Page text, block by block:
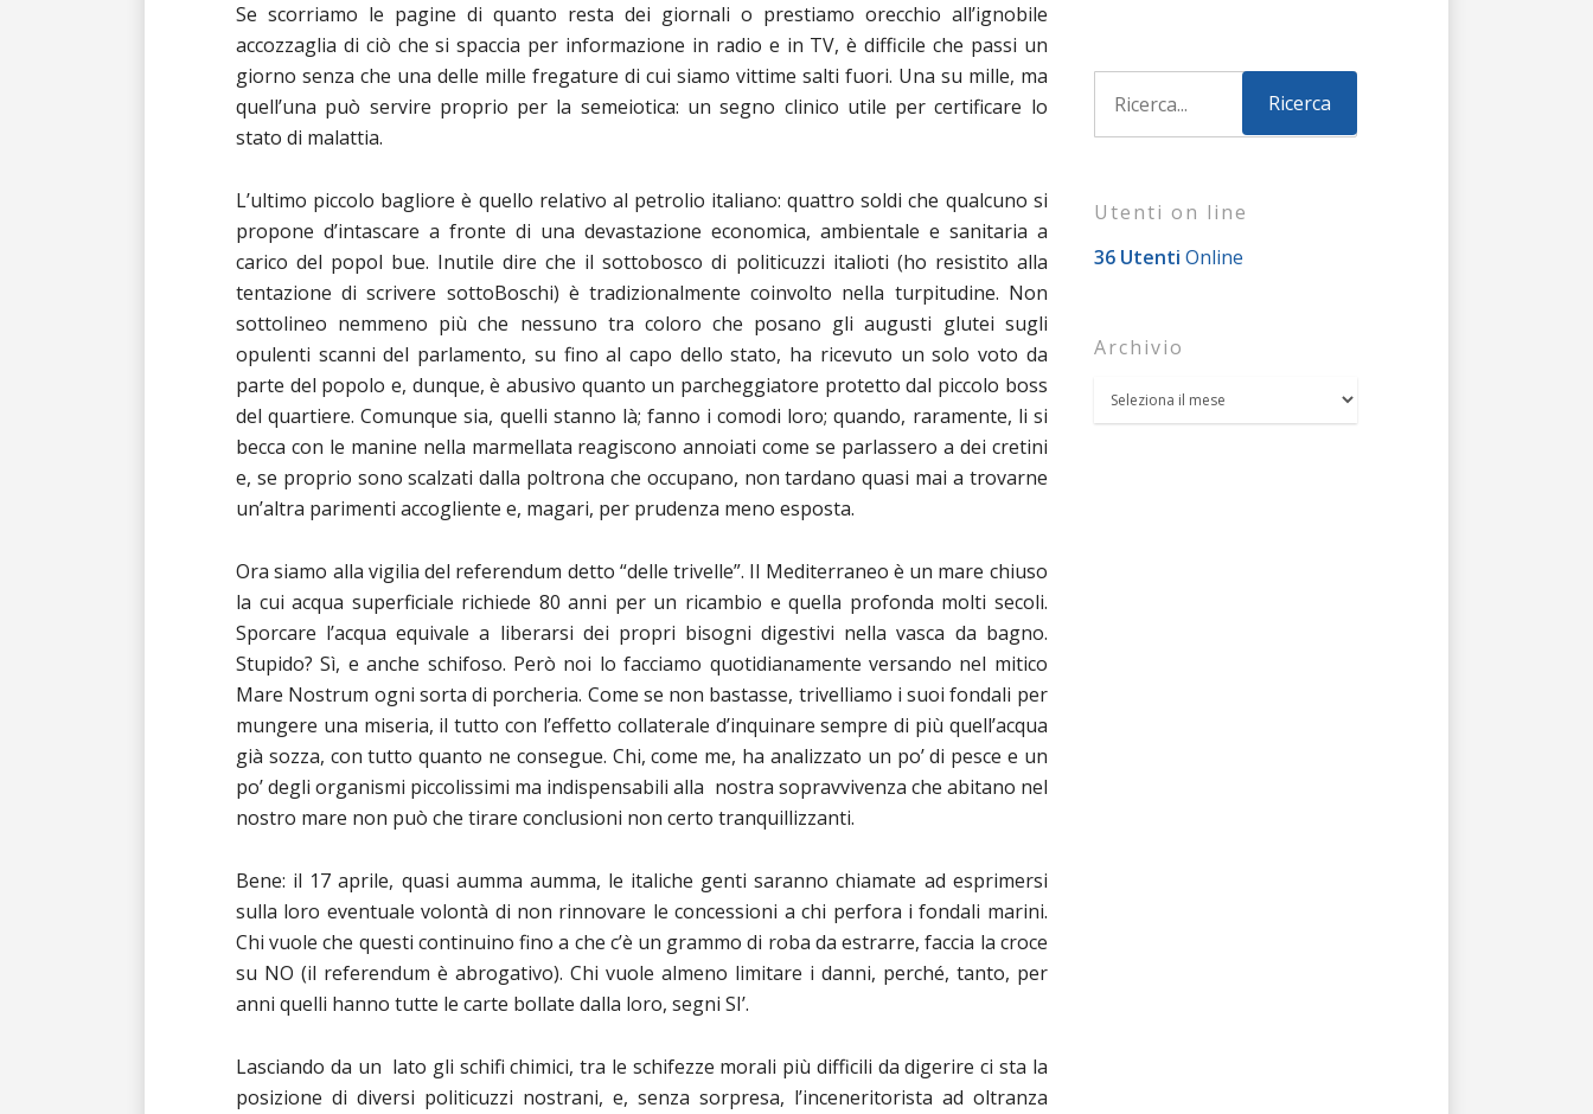
Se scorriamo le pagine di quanto resta dei giornali o prestiamo orecchio all’ignobile
accozzaglia di ciò che si spaccia per informazione in radio e in TV, è difficile che passi un
giorno senza che una delle mille fregature di cui siamo vittime salti fuori. Una su mille, ma
quell’una può servire proprio per la semeiotica: un segno clinico utile per certificare lo
stato di malattia.
L’ultimo piccolo bagliore è quello relativo al petrolio italiano: quattro soldi che qualcuno si
propone d’intascare a fronte di una devastazione economica, ambientale e sanitaria a
carico del popol bue. Inutile dire che il sottobosco di politicuzzi italioti (ho resistito alla
tentazione di scrivere sottoBoschi) è tradizionalmente coinvolto nella turpitudine. Non
sottolineo nemmeno più che nessuno tra coloro che posano gli augusti glutei sugli
opulenti scanni del parlamento, su fino al capo dello stato, ha ricevuto un solo voto da
parte del popolo e, dunque, è abusivo quanto un parcheggiatore protetto dal piccolo boss
del quartiere. Comunque sia, quelli stanno là; fanno i comodi loro; quando, raramente, li si
becca con le manine nella marmellata reagiscono annoiati come se parlassero a dei cretini
e, se proprio sono scalzati dalla poltrona che occupano, non tardano quasi mai a trovarne
un’altra parimenti accogliente e, magari, per prudenza meno esposta.
Ora siamo alla vigilia del referendum detto “delle trivelle”. Il Mediterraneo è un mare chiuso
la cui acqua superficiale richiede 80 anni per un ricambio e quella profonda molti secoli.
Sporcare l’acqua equivale a liberarsi dei propri bisogni digestivi nella vasca da bagno.
Stupido? Sì, e anche schifoso. Però noi lo facciamo quotidianamente versando nel mitico
Mare Nostrum ogni sorta di porcheria. Come se non bastasse, trivelliamo i suoi fondali per
mungere una miseria, il tutto con l’effetto collaterale d’inquinare sempre di più quell’acqua
già sozza, con tutto quanto ne consegue. Chi, come me, ha analizzato un po’ di pesce e un
po’ degli organismi piccolissimi ma indispensabili alla nostra sopravvivenza che abitano nel
nostro mare non può che tirare conclusioni non certo tranquillizzanti.
Bene: il 17 aprile, quasi aumma aumma, le italiche genti saranno chiamate ad esprimersi
sulla loro eventuale volontà di non rinnovare le concessioni a chi perfora i fondali marini.
Chi vuole che questi continuino fino a che c’è un grammo di roba da estrarre, faccia la croce
su NO (il referendum è abrogativo). Chi vuole almeno limitare i danni, perché, tanto, per
anni quelli hanno tutte le carte bollate dalla loro, segni SI’.
Lasciando da un lato gli schifi chimici, tra le schifezze morali più difficili da digerire ci sta la
posizione di diversi politicuzzi nostrani, e, senza sorpresa, l’inceneritorista ad oltranza
Utenti on line
36 Utenti Online
Archivio